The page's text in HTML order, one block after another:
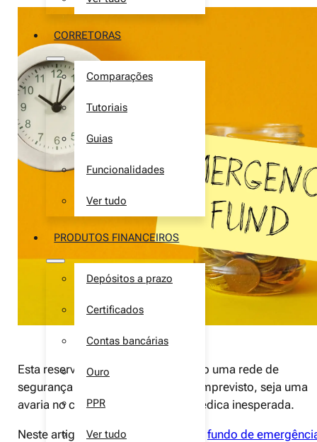
CORRETORAS
Comparações
Tutoriais
Guias
Funcionalidades
Ver tudo
PRODUTOS FINANCEIROS
Depósitos a prazo
Certificados
Contas bancárias
Ouro
PPR
Ver tudo
Esta reserva de dinheiro serve como uma rede de
segurança para quando surge um imprevisto, seja uma
avaria no carro ou uma despesa médica inesperada.
Neste artigo, vamos ver o que é um fundo de